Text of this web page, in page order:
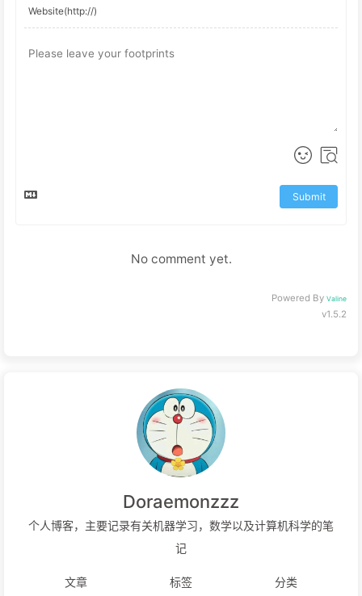
Submit
No comment yet.
Powered By Valine
v1.5.2
Doraemonzzz
个人博客，主要记录有关机器学习，数学以及计算机科学的笔
记
文章 标签 分类